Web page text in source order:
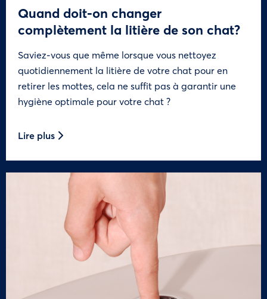
Quand doit-on changer
complètement la litière de son chat?
Saviez-vous que même lorsque vous nettoyez
quotidiennement la litière de votre chat pour en
retirer les mottes, cela ne suffit pas à garantir une
hygiène optimale pour votre chat ?
Lire plus